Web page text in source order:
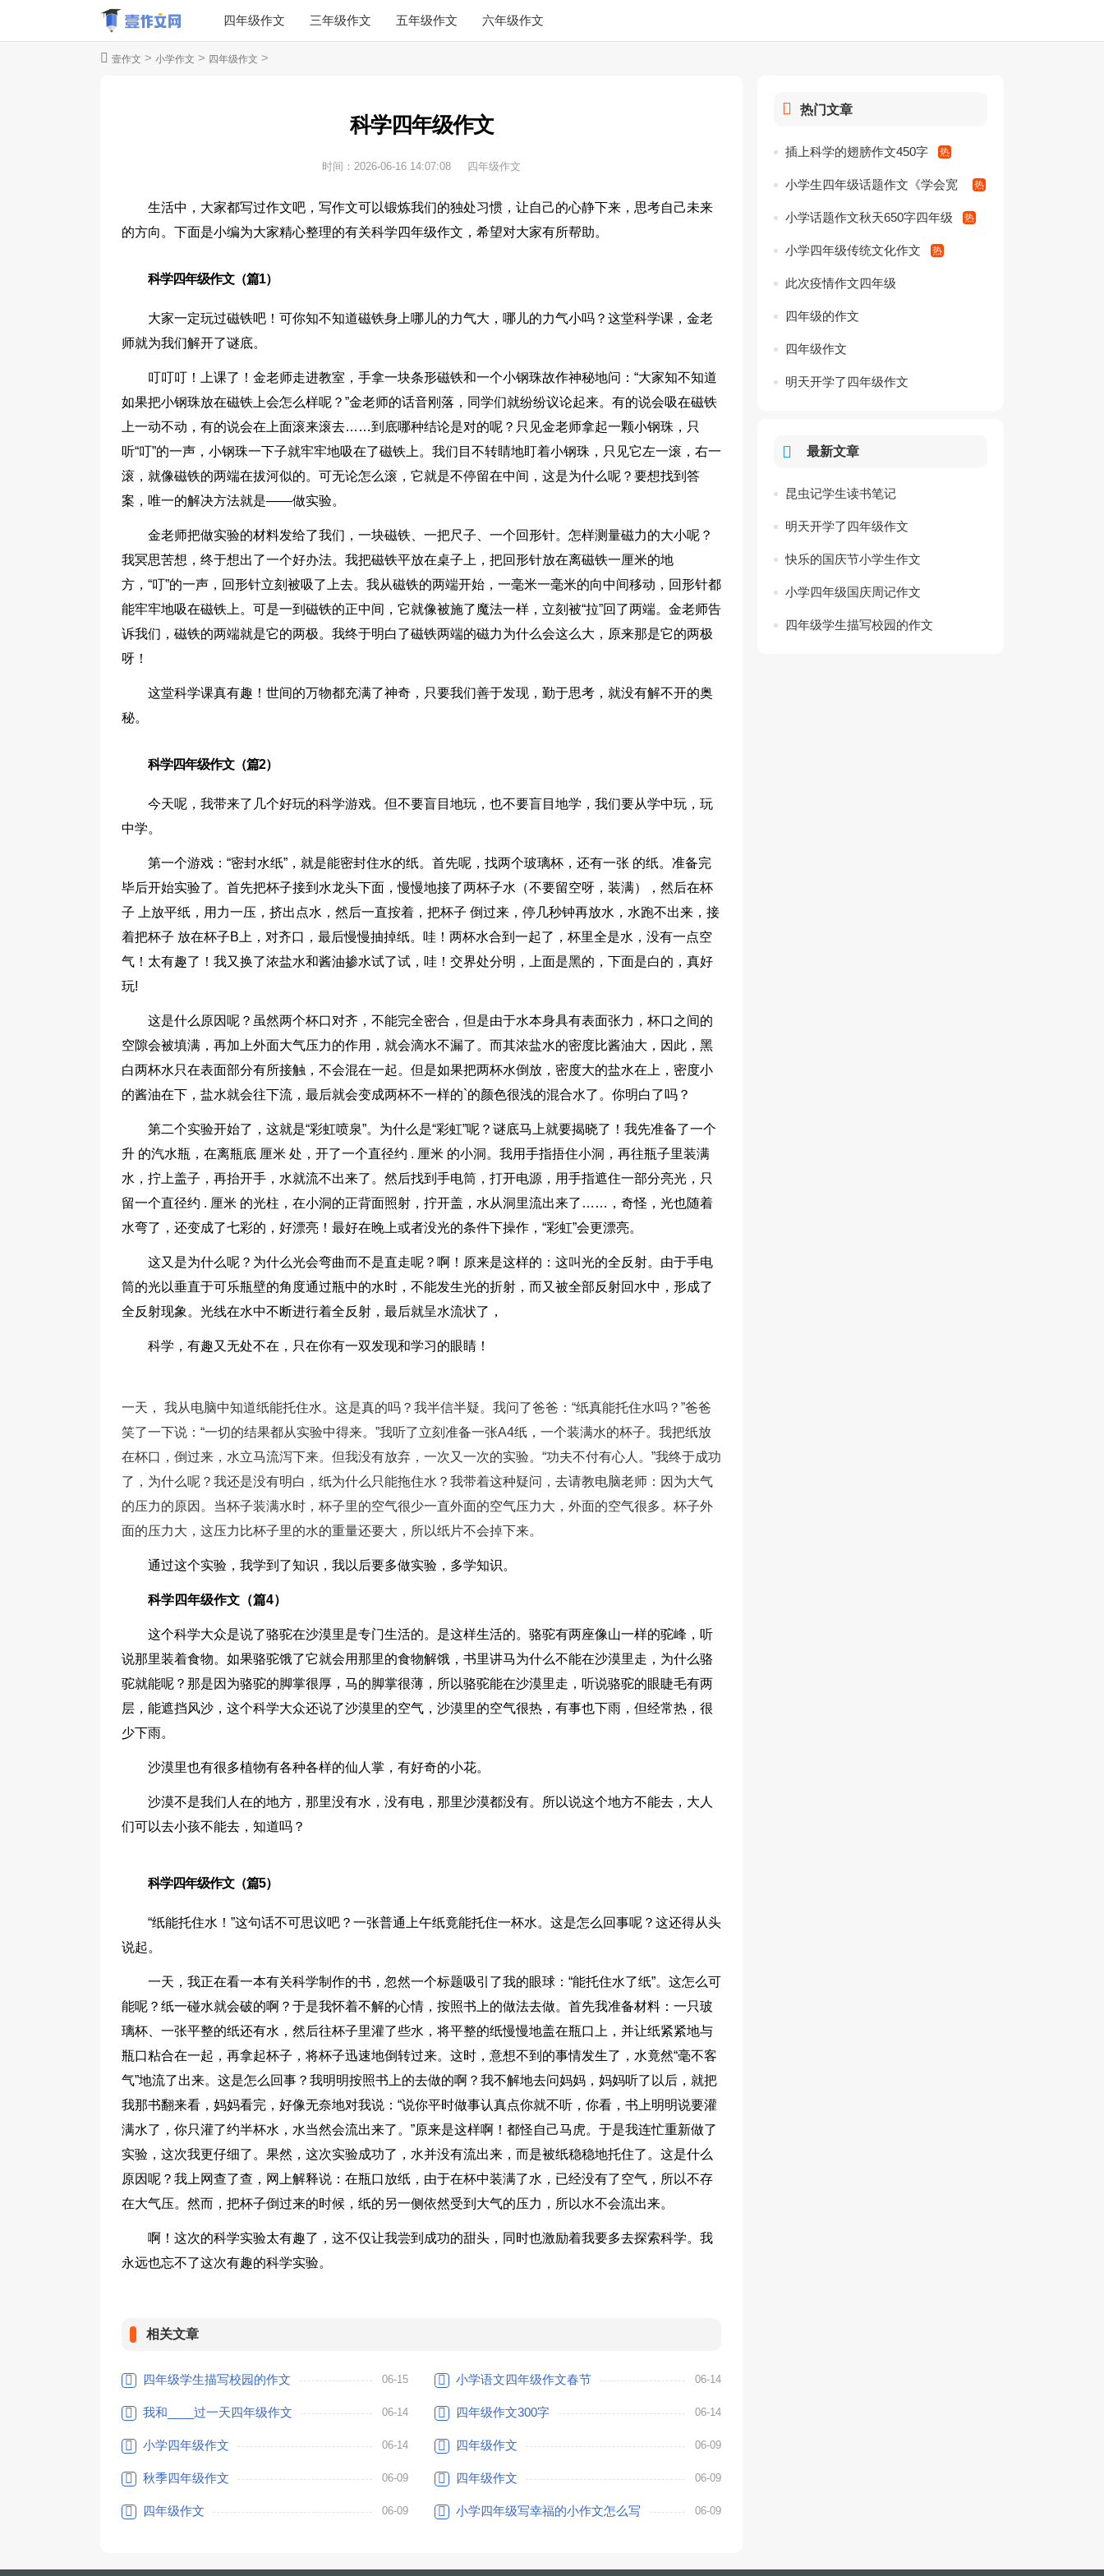
四年级作文 三年级作文 五年级作文 六年级作文
壹作文 > 小学作文 > 四年级作文 >
科学四年级作文
时间： 2026-06-16 14:07:08 四年级作文
生活中，大家都写过作文吧，写作文可以锻炼我们的独处习惯，让自己的心静下来，思考自己未来
的方向。下面是小编为大家精心整理的有关科学四年级作文，希望对大家有所帮助。
科学四年级作文（篇1）
大家一定玩过磁铁吧！可你知不知道磁铁身上哪儿的力气大，哪儿的力气小吗？这堂科学课，金老
师就为我们解开了谜底。
叮叮叮！上课了！金老师走进教室，手拿一块条形磁铁和一个小钢珠故作神秘地问：“大家知不知道
如果把小钢珠放在磁铁上会怎么样呢？”金老师的话音刚落，同学们就纷纷议论起来。有的说会吸在磁铁
上一动不动，有的说会在上面滚来滚去……到底哪种结论是对的呢？只见金老师拿起一颗小钢珠，只
听“叮”的一声，小钢珠一下子就牢牢地吸在了磁铁上。我们目不转睛地盯着小钢珠，只见它左一滚，右一
滚，就像磁铁的两端在拔河似的。可无论怎么滚，它就是不停留在中间，这是为什么呢？要想找到答
案，唯一的解决方法就是——做实验。
金老师把做实验的材料发给了我们，一块磁铁、一把尺子、一个回形针。怎样测量磁力的大小呢？
我冥思苦想，终于想出了一个好办法。我把磁铁平放在桌子上，把回形针放在离磁铁一厘米的地
方，“叮”的一声，回形针立刻被吸了上去。我从磁铁的两端开始，一毫米一毫米的向中间移动，回形针都
能牢牢地吸在磁铁上。可是一到磁铁的正中间，它就像被施了魔法一样，立刻被“拉”回了两端。金老师告
诉我们，磁铁的两端就是它的两极。我终于明白了磁铁两端的磁力为什么会这么大，原来那是它的两极
呀！
这堂科学课真有趣！世间的万物都充满了神奇，只要我们善于发现，勤于思考，就没有解不开的奥
秘。
科学四年级作文（篇2）
今天呢，我带来了几个好玩的科学游戏。但不要盲目地玩，也不要盲目地学，我们要从学中玩，玩
中学。
第一个游戏：“密封水纸”，就是能密封住水的纸。首先呢，找两个玻璃杯，还有一张 的纸。准备完
毕后开始实验了。首先把杯子接到水龙头下面，慢慢地接了两杯子水（不要留空呀，装满），然后在杯
子 上放平纸，用力一压，挤出点水，然后一直按着，把杯子 倒过来，停几秒钟再放水，水跑不出来，接
着把杯子 放在杯子B上，对齐口，最后慢慢抽掉纸。哇！两杯水合到一起了，杯里全是水，没有一点空
气！太有趣了！我又换了浓盐水和酱油掺水试了试，哇！交界处分明，上面是黑的，下面是白的，真好
玩!
这是什么原因呢？虽然两个杯口对齐，不能完全密合，但是由于水本身具有表面张力，杯口之间的
空隙会被填满，再加上外面大气压力的作用，就会滴水不漏了。而其浓盐水的密度比酱油大，因此，黑
白两杯水只在表面部分有所接触，不会混在一起。但是如果把两杯水倒放，密度大的盐水在上，密度小
的酱油在下，盐水就会往下流，最后就会变成两杯不一样的`的颜色很浅的混合水了。你明白了吗？
第二个实验开始了，这就是“彩虹喷泉”。为什么是“彩虹”呢？谜底马上就要揭晓了！我先准备了一个
升 的汽水瓶，在离瓶底 厘米 处，开了一个直径约 . 厘米 的小洞。我用手指捂住小洞，再往瓶子里装满
水，拧上盖子，再抬开手，水就流不出来了。然后找到手电筒，打开电源，用手指遮住一部分亮光，只
留一个直径约 . 厘米 的光柱，在小洞的正背面照射，拧开盖，水从洞里流出来了……，奇怪，光也随着
水弯了，还变成了七彩的，好漂亮！最好在晚上或者没光的条件下操作，“彩虹”会更漂亮。
这又是为什么呢？为什么光会弯曲而不是直走呢？啊！原来是这样的：这叫光的全反射。由于手电
筒的光以垂直于可乐瓶壁的角度通过瓶中的水时，不能发生光的折射，而又被全部反射回水中，形成了
全反射现象。光线在水中不断进行着全反射，最后就呈水流状了，
科学，有趣又无处不在，只在你有一双发现和学习的眼睛！
一天， 我从电脑中知道纸能托住水。这是真的吗？我半信半疑。我问了爸爸：“纸真能托住水吗？”爸爸
笑了一下说：“一切的结果都从实验中得来。”我听了立刻准备一张A4纸，一个装满水的杯子。我把纸放
在杯口，倒过来，水立马流泻下来。但我没有放弃，一次又一次的实验。“功夫不付有心人。”我终于成功
了，为什么呢？我还是没有明白，纸为什么只能拖住水？我带着这种疑问，去请教电脑老师：因为大气
的压力的原因。当杯子装满水时，杯子里的空气很少一直外面的空气压力大，外面的空气很多。杯子外
面的压力大，这压力比杯子里的水的重量还要大，所以纸片不会掉下来。
通过这个实验，我学到了知识，我以后要多做实验，多学知识。
科学四年级作文（篇4）
这个科学大众是说了骆驼在沙漠里是专门生活的。是这样生活的。骆驼有两座像山一样的驼峰，听
说那里装着食物。如果骆驼饿了它就会用那里的食物解饿，书里讲马为什么不能在沙漠里走，为什么骆
驼就能呢？那是因为骆驼的脚掌很厚，马的脚掌很薄，所以骆驼能在沙漠里走，听说骆驼的眼睫毛有两
层，能遮挡风沙，这个科学大众还说了沙漠里的空气，沙漠里的空气很热，有事也下雨，但经常热，很
少下雨。
沙漠里也有很多植物有各种各样的仙人掌，有好奇的小花。
沙漠不是我们人在的地方，那里没有水，没有电，那里沙漠都没有。所以说这个地方不能去，大人
们可以去小孩不能去，知道吗？
科学四年级作文（篇5）
“纸能托住水！”这句话不可思议吧？一张普通上午纸竟能托住一杯水。这是怎么回事呢？这还得从头
说起。
一天，我正在看一本有关科学制作的书，忽然一个标题吸引了我的眼球：“能托住水了纸”。这怎么可
能呢？纸一碰水就会破的啊？于是我怀着不解的心情，按照书上的做法去做。首先我准备材料：一只玻
璃杯、一张平整的纸还有水，然后往杯子里灌了些水，将平整的纸慢慢地盖在瓶口上，并让纸紧紧地与
瓶口粘合在一起，再拿起杯子，将杯子迅速地倒转过来。这时，意想不到的事情发生了，水竟然“毫不客
气”地流了出来。这是怎么回事？我明明按照书上的去做的啊？我不解地去问妈妈，妈妈听了以后，就把
我那书翻来看，妈妈看完，好像无奈地对我说：“说你平时做事认真点你就不听，你看，书上明明说要灌
满水了，你只灌了约半杯水，水当然会流出来了。”原来是这样啊！都怪自己马虎。于是我连忙重新做了
实验，这次我更仔细了。果然，这次实验成功了，水并没有流出来，而是被纸稳稳地托住了。这是什么
原因呢？我上网查了查，网上解释说：在瓶口放纸，由于在杯中装满了水，已经没有了空气，所以不存
在大气压。然而，把杯子倒过来的时候，纸的另一侧依然受到大气的压力，所以水不会流出来。
啊！这次的科学实验太有趣了，这不仅让我尝到成功的甜头，同时也激励着我要多去探索科学。我
永远也忘不了这次有趣的科学实验。
相关文章
四年级学生描写校园的作文 06-15 小学语文四年级作文春节 06-14
我和____过一天四年级作文 06-14 四年级作文300字 06-14
小学四年级作文 06-14 四年级作文 06-09
秋季四年级作文 06-09 四年级作文 06-09
四年级作文 06-09 小学四年级写幸福的小作文怎么写 06-09
热门文章
插上科学的翅膀作文450字
小学生四年级话题作文《学会宽
容》
小学话题作文秋天650字四年级
小学四年级传统文化作文
此次疫情作文四年级
四年级的作文
四年级作文
明天开学了四年级作文
最新文章
昆虫记学生读书笔记
明天开学了四年级作文
快乐的国庆节小学生作文
小学四年级国庆周记作文
四年级学生描写校园的作文